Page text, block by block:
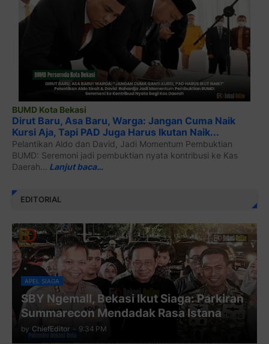
BUMD Kota Bekasi
Dirut Baru, Asa Baru, Warga: Jangan Cuma Naik
Kursi Aja, Tapi PAD Juga Harus Ikutan Naik...
Pelantikan Aldo dan David, Jadi Momentum Pembuktian
BUMD: Seremoni jadi pembuktian nyata kontribusi ke Kas
Daerah...
Lanjut baca…
EDITORIAL
APEL SIAGA
SBY Ngemall, Bekasi Ikut Siaga: Parkiran
Summarecon Mendadak Rasa Istana
by ChiefEditor - 9:34 PM